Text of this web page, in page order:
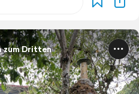
zum Dritten